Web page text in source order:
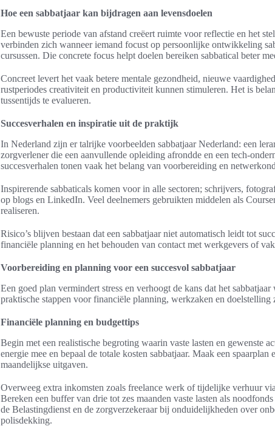
Hoe een sabbatjaar kan bijdragen aan levensdoelen
Een bewuste periode van afstand creëert ruimte voor reflectie en het
verbinden zich wanneer iemand focust op persoonlijke ontwikkeling
cursussen. Die concrete focus helpt doelen bereiken sabbatical beter
Concreet levert het vaak betere mentale gezondheid, nieuwe
rustperiodes creativiteit en productiviteit kunnen stimuleren. Het is
tussentijds te evalueren.
Succesverhalen en inspiratie uit de praktijk
In Nederland zijn er talrijke voorbeelden sabbatjaar Nederland: een
zorgverlener die een aanvullende opleiding afrondde en een tech-
succesverhalen tonen vaak het belang van voorbereiding en
Inspirerende sabbaticals komen voor in alle sectoren; schrijvers,
op blogs en LinkedIn. Veel deelnemers gebruikten middelen als
realiseren.
Risico’s blijven bestaan dat een sabbatjaar niet automatisch leidt tot
financiële planning en het behouden van contact met werkgevers of
Voorbereiding en planning voor een succesvol sabbatjaar
Een goed plan vermindert stress en verhoogt de kans dat het
praktische stappen voor financiële planning, werkzaken en
Financiële planning en budgettips
Begin met een realistische begroting waarin vaste lasten en gewenste
energie mee en bepaal de totale kosten sabbatjaar. Maak een
maandelijkse uitgaven.
Overweeg extra inkomsten zoals freelance werk of tijdelijke verhuur
Bereken een buffer van drie tot zes maanden vaste lasten als
de Belastingdienst en de zorgverzekeraar bij onduidelijkheden over
polisdekking.